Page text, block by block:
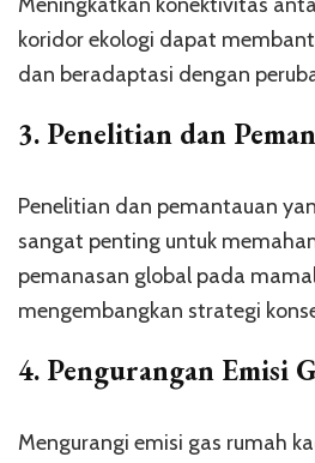
koridor ekologi dapat
dan beradaptasi dengan
3. Penelitian dan
Penelitian dan pemantauan
sangat penting untuk
pemanasan global pada
mengembangkan strategi
4. Pengurangan Emisi
Mengurangi emisi gas rumah